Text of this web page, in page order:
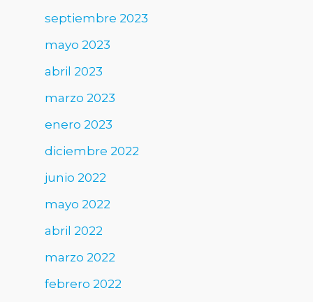
septiembre 2023
mayo 2023
abril 2023
marzo 2023
enero 2023
diciembre 2022
junio 2022
mayo 2022
abril 2022
marzo 2022
febrero 2022